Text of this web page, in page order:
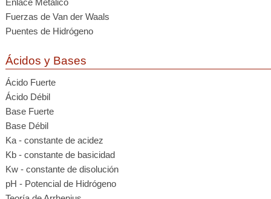
Enlace Metálico
Fuerzas de Van der Waals
Puentes de Hidrógeno
Ácidos y Bases
Ácido Fuerte
Ácido Débil
Base Fuerte
Base Débil
Ka - constante de acidez
Kb - constante de basicidad
Kw - constante de disolución
pH - Potencial de Hidrógeno